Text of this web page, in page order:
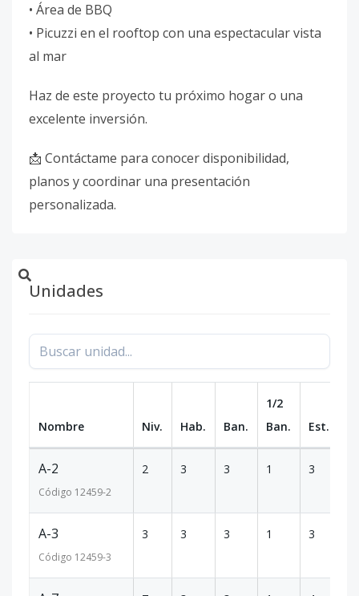
• Área de BBQ
• Picuzzi en el rooftop con una espectacular vista
al mar
Haz de este proyecto tu próximo hogar o una
excelente inversión.
📩 Contáctame para conocer disponibilidad,
planos y coordinar una presentación
personalizada.
Unidades
Nombre Niv. Hab. Ban.
1/2
Ban.
Est.
A-2
Código 12459-2
2 3 3 1 3
A-3
Código 12459-3
3 3 3 1 3